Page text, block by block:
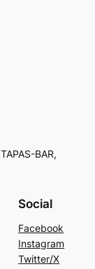
BAR,
Social
Facebook
Instagram
Twitter/X